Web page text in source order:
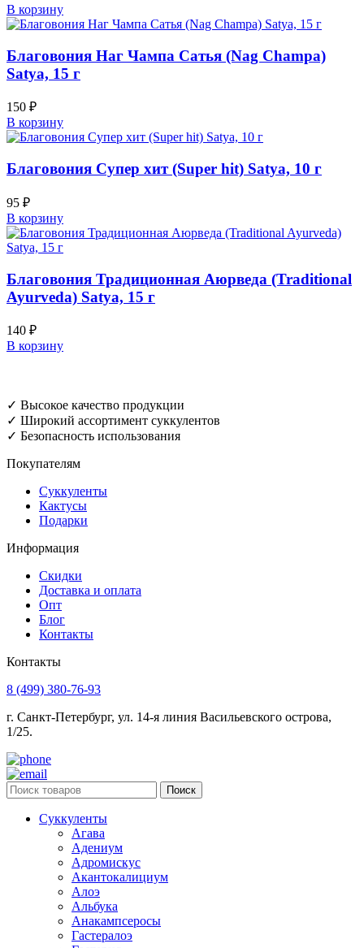
В корзину
Благовония Наг Чампа Сатья (Nag Champa)
Satya, 15 г
150 ₽
В корзину
Благовония Супер хит (Super hit) Satya, 10 г
95 ₽
В корзину
Благовония Традиционная Аюрведа (Traditional
Ayurveda) Satya, 15 г
140 ₽
В корзину
✓ Высокое качество продукции
✓ Широкий ассортимент суккулентов
✓ Безопасность использования
Покупателям
Суккуленты
Кактусы
Подарки
Информация
Скидки
Доставка и оплата
Опт
Блог
Контакты
Контакты
8 (499) 380-76-93
г. Санкт-Петербург, ул. 14-я линия Васильевского острова,
1/25.
Поиск
Суккуленты
Агава
Адениум
Адромискус
Акантокалициум
Алоэ
Альбука
Анакампсеросы
Гастералоэ